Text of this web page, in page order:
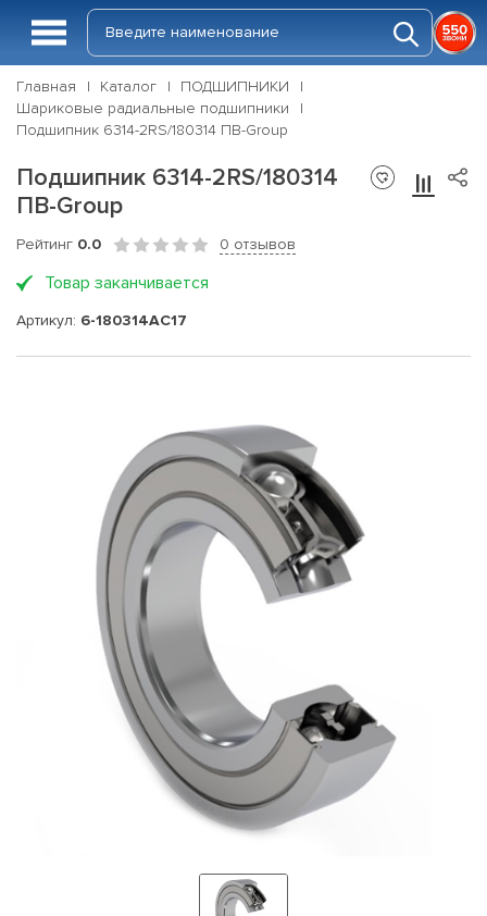
Главная Каталог
ПОДШИПНИКИ
Шариковые радиальные подшипники
Подшипник 6314-2RS/180314 ПВ-Group
Подшипник 6314-2RS/180314
ПВ-Group
Рейтинг 0.0 0 отзывов
Товар заканчивается
Артикул: 6-180314АС17